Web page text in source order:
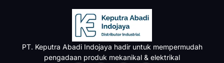
PT. Keputra Abadi Indojaya hadir untuk mempermudah
pengadaan produk mekanikal & elektrikal